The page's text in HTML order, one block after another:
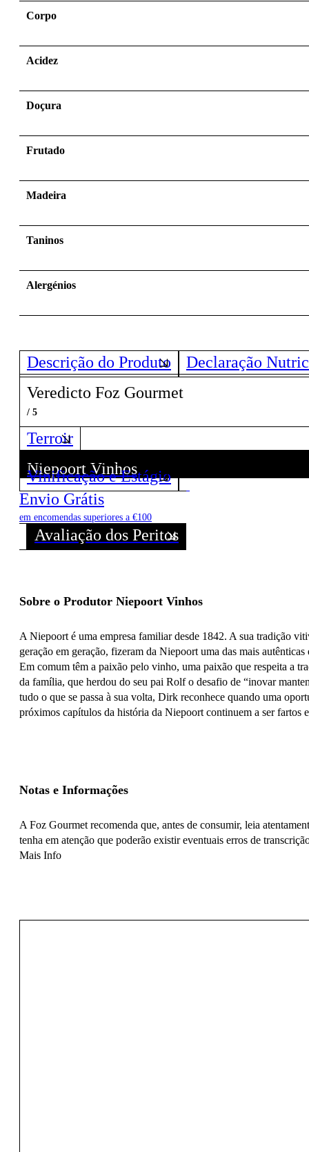
Corpo
Acidez
Doçura
Frutado
Madeira
Taninos
Alergénios
Descrição do Produto
Declaração
Veredicto Foz Gourmet
/ 5
Terroir
Niepoort Vinhos
Descubra todos os Vinhos deste Produtor!
Vinificação e Estágio
Envio Grátis
em encomendas superiores a €100
Avaliação dos Peritos
Sobre o Produtor Niepoort Vinhos
A Niepoort é uma empresa familiar desde 1842. A sua tradição
geração em geração, fizeram da Niepoort uma das mais
Em comum têm a paixão pelo vinho, uma paixão que respeita a
da família, que herdou do seu pai Rolf o desafio de “inovar
tudo o que se passa à sua volta, Dirk reconhece quando uma
próximos capítulos da história da Niepoort continuem a ser fartos
Notas e Informações
A Foz Gourmet recomenda que, antes de consumir, leia
tenha em atenção que poderão existir eventuais erros de
Mais Info